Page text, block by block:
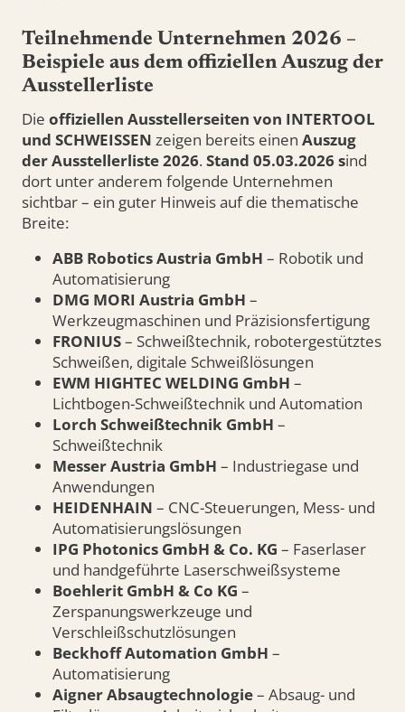
Teilnehmende Unternehmen 2026 –
Beispiele aus dem offiziellen Auszug der
Ausstellerliste
Die offiziellen Ausstellerseiten von INTERTOOL
und SCHWEISSEN zeigen bereits einen Auszug
der Ausstellerliste 2026.Stand 05.03.2026 sind
dort unter anderem folgende Unternehmen
sichtbar – ein guter Hinweis auf die thematische
Breite:
ABB Robotics Austria GmbH – Robotik und
Automatisierung
DMG MORI Austria GmbH –
Werkzeugmaschinen und Präzisionsfertigung
FRONIUS– Schweißtechnik, robotergestütztes
Schweißen, digitale Schweißlösungen
EWM HIGHTEC WELDING GmbH –
Lichtbogen-Schweißtechnik und Automation
Lorch Schweißtechnik GmbH –
Schweißtechnik
Messer Austria GmbH – Industriegase und
Anwendungen
HEIDENHAIN – CNC-Steuerungen, Mess- und
Automatisierungslösungen
IPG Photonics GmbH & Co. KG – Faserlaser
und handgeführte Laserschweißsysteme
Boehlerit GmbH & Co KG –
Zerspanungswerkzeuge und
Verschleißschutzlösungen
Beckhoff Automation GmbH –
Automatisierung
Aigner Absaugtechnologie– Absaug- und